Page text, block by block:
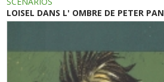
LOISEL DANS L' OMBRE DE PETER PAN